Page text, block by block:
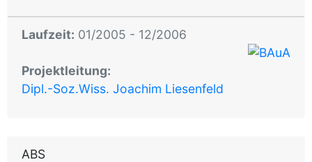
Laufzeit: 01/2005 - 12/2006
Projektleitung:
Dipl.-Soz.Wiss. Joachim Liesenfeld
ABS